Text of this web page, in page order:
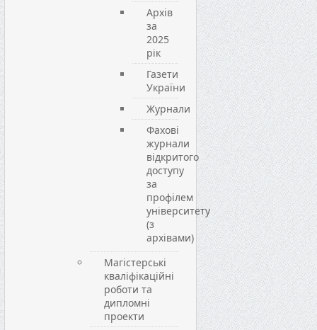
Архів
за
2025
рік
Газети
України
Журнали
Фахові
журнали
відкритого
доступу
за
профілем
університету
(з
архівами)
Магістерські
кваліфікаційні
роботи та
дипломні
проекти